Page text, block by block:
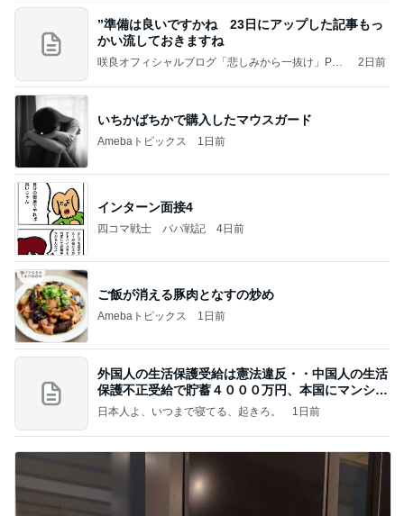
”準備は良いですかね 23日にアップした記事もっ
かい流しておきますね
咲良オフィシャルブログ「悲しみから一抜け」Pow
2日前
いちかばちかで購入したマウスガード
Amebaトピックス 1日前
インターン面接4
四コマ戦士 パパ戦記 4日前
ご飯が消える豚肉となすの炒め
Amebaトピックス 1日前
外国人の生活保護受給は憲法違反・・中国人の生活
保護不正受給で貯蓄４０００万円、本国にマンショ
ンを
日本人よ、いつまで寝てる、起きろ。 1日前